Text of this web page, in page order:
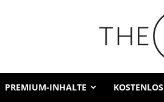
PREMIUM-INHALTE KOSTENLOS